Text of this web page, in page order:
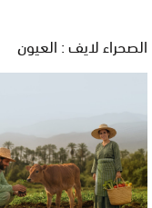
الصحراء لايف : العيون